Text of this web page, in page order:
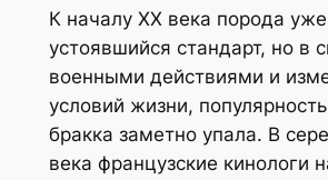
К началу XX века порода
устоявшийся стандарт, но в
военными действиями и
условий жизни,
бракка заметно упала. В
века французские кинологи